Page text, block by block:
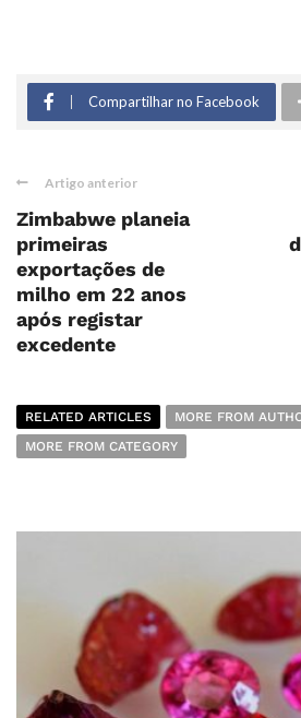
Compartilhar no Facebook
Artigo anterior
Zimbabwe planeia
primeiras
exportações de
milho em 22 anos
após registar
excedente
RELATED ARTICLES
MORE FROM
MORE FROM CATEGORY